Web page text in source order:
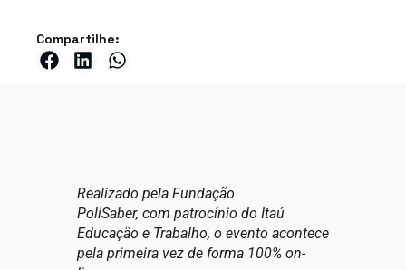
Compartilhe:
Realizado pela Fundação
PoliSaber, com patrocínio do Itaú
Educação e Trabalho, o evento acontece
pela primeira vez de forma 100% on-